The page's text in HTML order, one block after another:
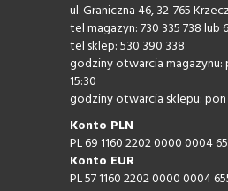
ul. Graniczna 46, 32-765
tel magazyn: 730 335 738 lub
tel sklep: 530 390 338
godziny otwarcia magazynu:
15:30
godziny otwarcia sklepu:
Konto PLN
PL 69 1160 2202 0000 0004
Konto EUR
PL 57 1160 2202 0000 0004